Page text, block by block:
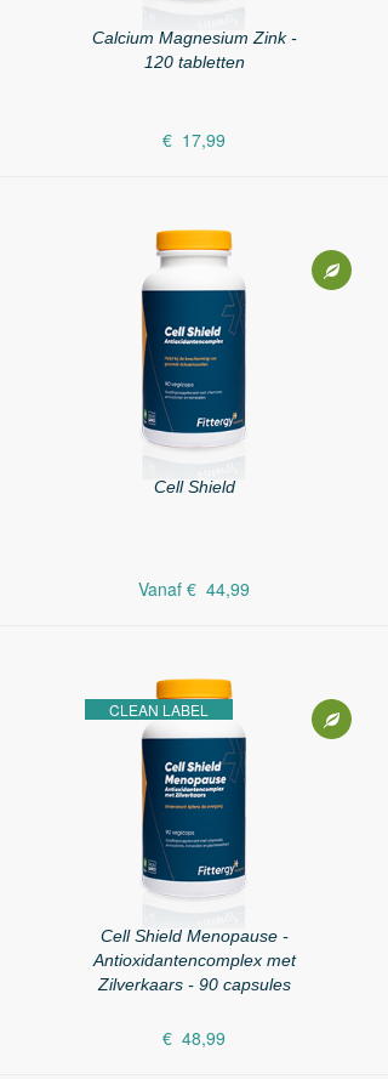
Calcium Magnesium Zink -
120 tabletten
€ 17,99
Cell Shield
Vanaf € 44,99
Cell Shield Menopause -
Antioxidantencomplex met
Zilverkaars - 90 capsules
CLEAN LABEL
€ 48,99